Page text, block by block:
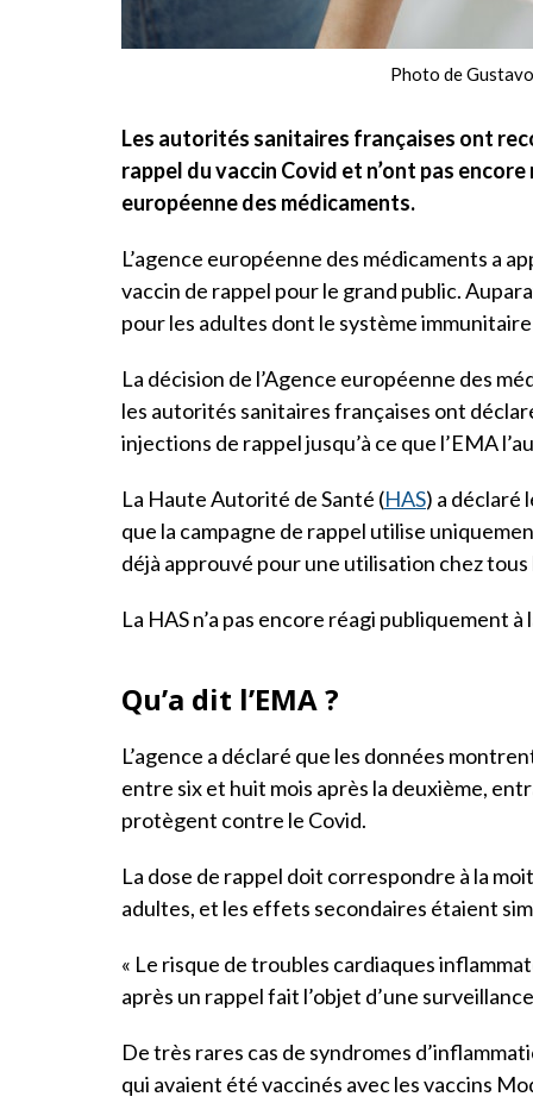
Photo de
Les autorités sanitaires françaises ont
rappel du vaccin Covid et n’ont pas
européenne des médicaments.
L’agence européenne des médicaments a
vaccin de rappel pour le grand public.
pour les adultes dont le système
La décision de l’Agence européenne des
les autorités sanitaires françaises ont
injections de rappel jusqu’à ce que l’EMA
La Haute Autorité de Santé (HAS) a déclaré
que la campagne de rappel utilise
déjà approuvé pour une utilisation chez tous
La HAS n’a pas encore réagi publiquement
Qu’a dit l’EMA ?
L’agence a déclaré que les données
entre six et huit mois après la deuxième,
protègent contre le Covid.
La dose de rappel doit correspondre à la
adultes, et les effets secondaires étaient
« Le risque de troubles cardiaques
après un rappel fait l’objet d’une
De très rares cas de syndromes
qui avaient été vaccinés avec les vaccins